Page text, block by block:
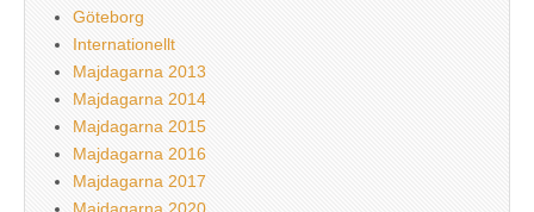
Göteborg
Internationellt
Majdagarna 2013
Majdagarna 2014
Majdagarna 2015
Majdagarna 2016
Majdagarna 2017
Majdagarna 2020